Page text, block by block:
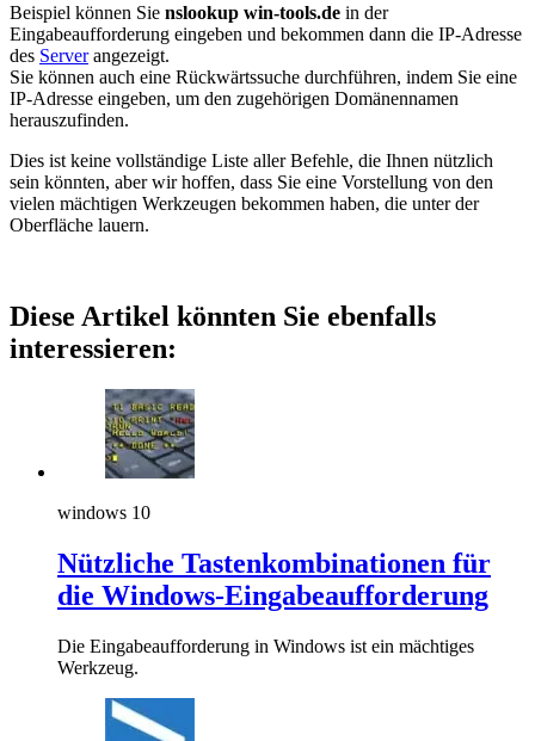
Beispiel können Sie nslookup win-tools.de in der
Eingabeaufforderung eingeben und bekommen dann die IP-Adresse
des Serverangezeigt.
Sie können auch eine Rückwärtssuche durchführen, indem Sie eine
IP-Adresse eingeben, um den zugehörigen Domänennamen
herauszufinden.
Dies ist keine vollständige Liste aller Befehle, die Ihnen nützlich
sein könnten, aber wir hoffen, dass Sie eine Vorstellung von den
vielen mächtigen Werkzeugen bekommen haben, die unter der
Oberfläche lauern.
Diese Artikel könnten Sie ebenfalls
interessieren:
windows 10
Nützliche Tastenkombinationen für
die Windows-Eingabeaufforderung
Die Eingabeaufforderung in Windows ist ein mächtiges
Werkzeug.